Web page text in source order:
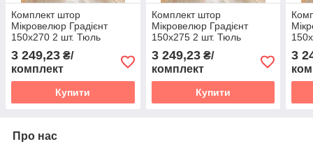
Комплект штор
Мікровелюр Градієнт
150х270 2 шт. Тюль
Градієнт Батист прозорий
300х270 перехід від
Пудрового в Білий
3 249,23 ₴/
комплект
Купити
Комплект штор
Мікровелюр Градієнт
150х275 2 шт. Тюль
Градієнт Батист прозорий
300х275 перехід від
Пудрового в Білий
3 249,23₴/
комплект
Купити
3
Про нас